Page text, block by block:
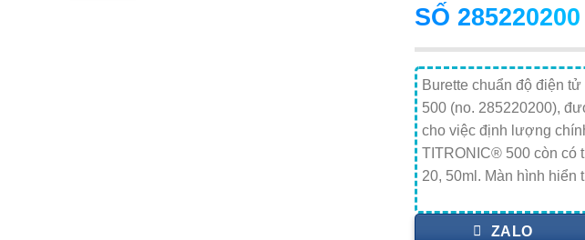
SỐ
Burette chuẩn độ điện
500 (no. 285220200),
cho việc định lượng
TITRONIC® 500 còn có
20, 50ml. Màn hình hiển
ZALO